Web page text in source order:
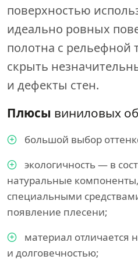
поверхностью
идеально ровных
полотна с рельефной
скрыть
и дефекты стен.
Плюсы виниловых
большой выбор
экологичность — в
натуральные
специальными
появление плесени;
материал отличается
и долговечностью;